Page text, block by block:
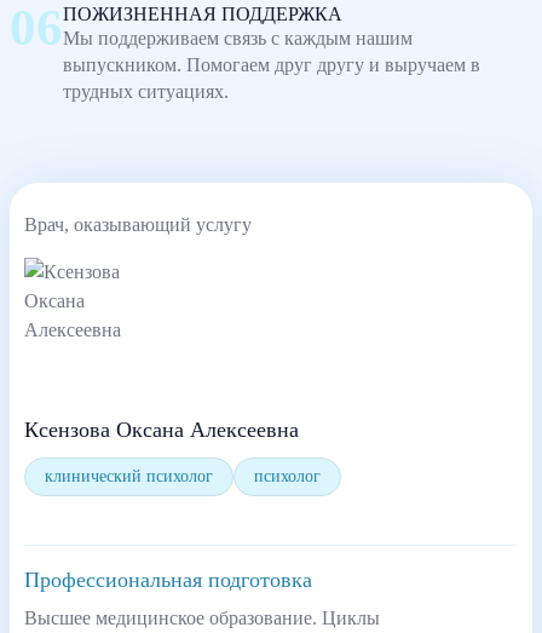
ПОЖИЗНЕННАЯ ПОДДЕРЖКА
Мы поддерживаем связь с каждым нашим
выпускником. Помогаем друг другу и выручаем в
трудных ситуациях.
Врач, оказывающий услугу
Ксензова Оксана Алексеевна
клинический психолог психолог
Профессиональная подготовка
Высшее медицинское образование. Циклы